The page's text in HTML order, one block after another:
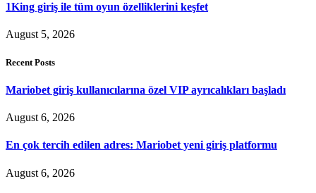
1King giriş ile tüm oyun özelliklerini keşfet
August 5, 2026
Recent Posts
Mariobet giriş kullanıcılarına özel VIP ayrıcalıkları başladı
August 6, 2026
En çok tercih edilen adres: Mariobet yeni giriş platformu
August 6, 2026